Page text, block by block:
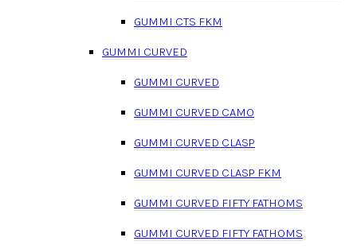
GUMMI CTS FKM
GUMMI CURVED
GUMMI CURVED
GUMMI CURVED CAMO
GUMMI CURVED CLASP
GUMMI CURVED CLASP FKM
GUMMI CURVED FIFTY FATHOMS
GUMMI CURVED FIFTY FATHOMS